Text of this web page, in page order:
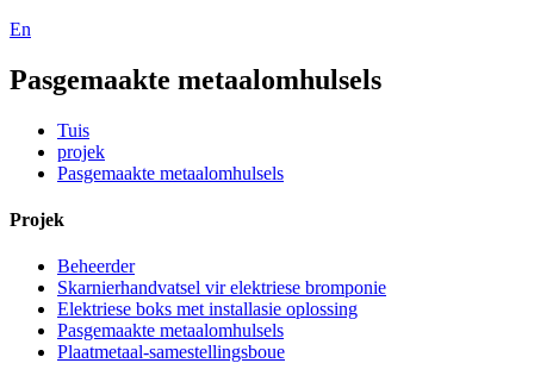
En
Pasgemaakte metaalomhulsels
Tuis
projek
Pasgemaakte metaalomhulsels
Projek
Beheerder
Skarnierhandvatsel vir elektriese bromponie
Elektriese boks met installasie oplossing
Pasgemaakte metaalomhulsels
Plaatmetaal-samestellingsboue